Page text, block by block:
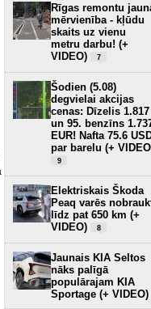
Rīgas remontu
mērvienība - kļūdu
skaits uz vienu
metru darbu! (+
VIDEO)
7
Šodien (5.08)
degvielai akcijas
cenas: Dīzelis 1.817
un 95. benzīns
EUR! Nafta 75.6
par barelu (+
9
Elektriskais Škoda
Peaq varēs
līdz pat 650 km (+
VIDEO)
8
Jaunais KIA Seltos
nāks palīgā
populārajam KIA
Sportage (+ VIDEO)